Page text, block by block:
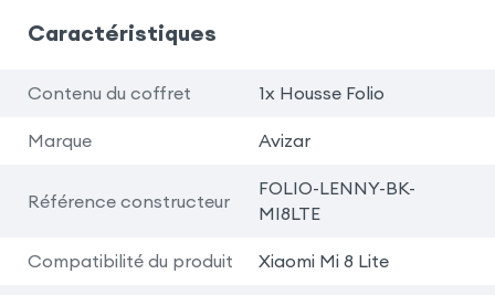
Caractéristiques
Contenu du coffret 1x Housse Folio
Marque Avizar
Référence constructeur
FOLIO-LENNY-BK-
MI8LTE
Compatibilité du produit Xiaomi Mi 8 Lite